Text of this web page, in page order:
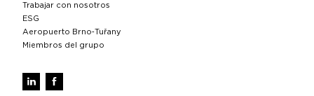
Trabajar con nosotros
ESG
Aeropuerto Brno‑Tuřany
Miembros del grupo